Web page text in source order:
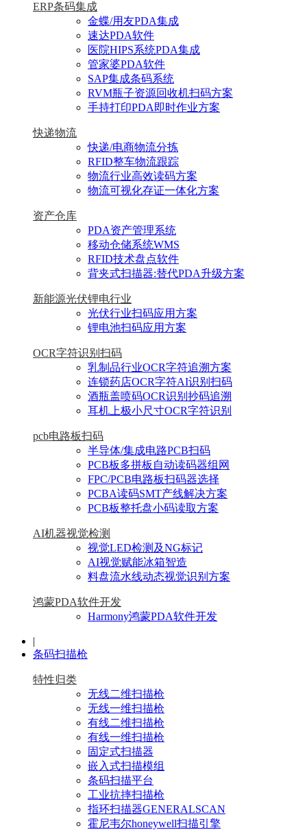
ERP条码集成
金蝶/用友PDA集成
速达PDA软件
医院HIPS系统PDA集成
管家婆PDA软件
SAP集成条码系统
RVM瓶子资源回收机扫码方案
手持打印PDA即时作业方案
快递物流
快递/电商物流分拣
RFID整车物流跟踪
物流行业高效读码方案
物流可视化存证一体化方案
资产仓库
PDA资产管理系统
移动仓储系统WMS
RFID技术盘点软件
背夹式扫描器:替代PDA升级方案
新能源光伏锂电行业
光伏行业扫码应用方案
锂电池扫码应用方案
OCR字符识别扫码
乳制品行业OCR字符追溯方案
连锁药店OCR字符AI识别扫码
酒瓶盖喷码OCR识别抄码追溯
耳机上极小尺寸OCR字符识别
pcb电路板扫码
半导体/集成电路PCB扫码
PCB板多拼板自动读码器组网
FPC/PCB电路板扫码器选择
PCBA读码SMT产线解决方案
PCB板整托盘小码读取方案
AI机器视觉检测
视觉LED检测及NG标记
AI视觉赋能冰箱智造
料盘流水线动态视觉识别方案
鸿蒙PDA软件开发
Harmony鸿蒙PDA软件开发
|
条码扫描枪
特性归类
无线二维扫描枪
无线一维扫描枪
有线二维扫描枪
有线一维扫描枪
固定式扫描器
嵌入式扫描模组
条码扫描平台
工业抗摔扫描枪
指环扫描器GENERALSCAN
霍尼韦尔honeywell扫描引擎